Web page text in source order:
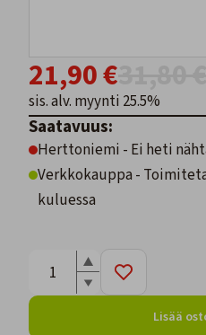
21,90 €
sis. alv. myynti 25.5%
Saatavuus:
Herttoniemi - Ei heti
Verkkokauppa -
kuluessa
Lisää